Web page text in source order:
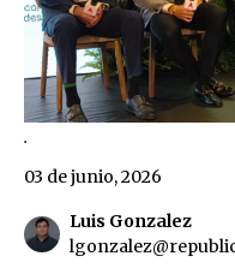
.
Luis Gonzalez
03 de junio, 2026